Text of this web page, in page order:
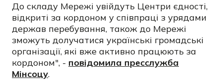
До складу Мережі увійдуть Центри єдності,
відкриті за кордоном у співпраці з урядами
держав перебування, також до Мережі
зможуть долучатися українські громадські
організації, які вже активно працюють за
кордоном", - повідомила пресслужба
Мінсоцу.